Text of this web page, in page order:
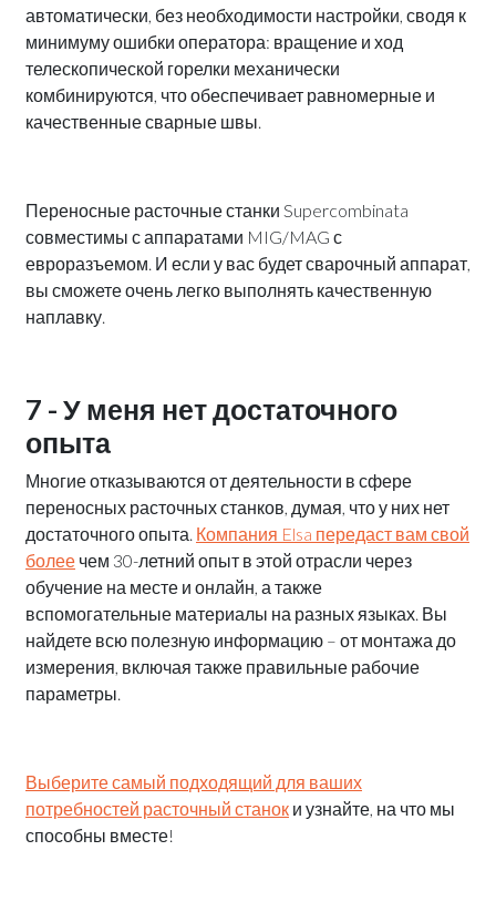
автоматически, без необходимости настройки, сводя к
минимуму ошибки оператора: вращение и ход
телескопической горелки механически
комбинируются, что обеспечивает равномерные и
качественные сварные швы.
Переносные расточные станки Supercombinata
совместимы с аппаратами MIG/MAG с
евроразъемом. И если у вас будет сварочный аппарат,
вы сможете очень легко выполнять качественную
наплавку.
7 - У меня нет достаточного
опыта
Многие отказываются от деятельности в сфере
переносных расточных станков, думая, что у них нет
достаточного опыта. Компания Elsa передаст вам свой
более чем 30-летний опыт в этой отрасли через
обучение на месте и онлайн, а также
вспомогательные материалы на разных языках. Вы
найдете всю полезную информацию – от монтажа до
измерения, включая также правильные рабочие
параметры.
Выберите самый подходящий для ваших
потребностей расточный станок и узнайте, на что мы
способны вместе!